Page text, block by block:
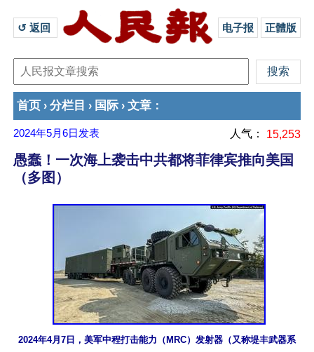
↺ 返回 电子报 正體版
首页 › 分栏目 › 国际 › 文章 ：
2024年5月6日 发表 人气： 15,253
愚蠢！一次海上袭击中共都将菲律宾推向美国
（多图）
2024年4月7日，美军中程打击能力（MRC）发射器（又称堤丰武器系